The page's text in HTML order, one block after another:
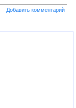
Добавить комментарий